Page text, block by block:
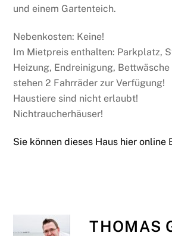
und einem Gartenteich.
Nebenkosten: Keine!
Im Mietpreis enthalten: Parkplatz,
Heizung, Endreinigung,
stehen 2 Fahrräder zur Verfügung!
Haustiere sind nicht erlaubt!
Nichtraucherhäuser!
Sie können dieses Haus hier online
THOMAS